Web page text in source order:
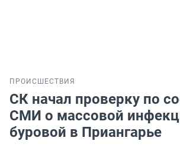
ПРОИСШЕСТВИЯ
СК начал проверку по
СМИ о массовой
буровой в Приангарье